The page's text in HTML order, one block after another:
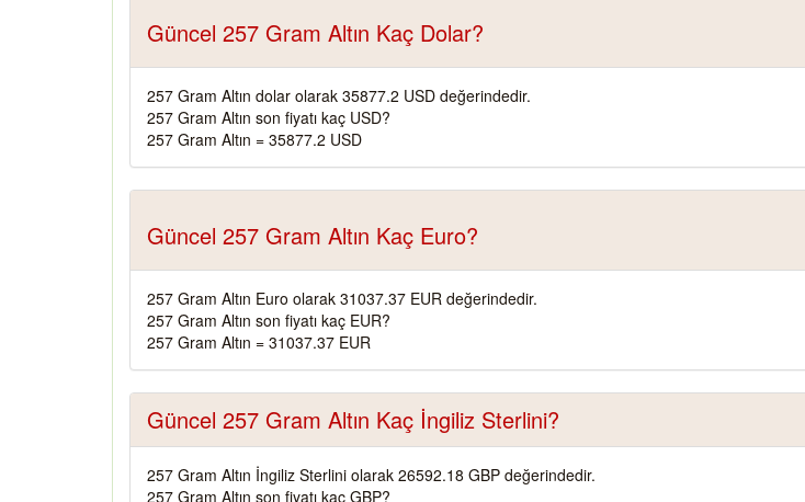
Güncel 257 Gram Altın Kaç Dolar?
257 Gram Altın dolar olarak 35877.2 USD değerindedir.
257 Gram Altın son fiyatı kaç USD?
257 Gram Altın = 35877.2 USD
Güncel 257 Gram Altın Kaç Euro?
257 Gram Altın Euro olarak 31037.37 EUR değerindedir.
257 Gram Altın son fiyatı kaç EUR?
257 Gram Altın = 31037.37 EUR
Güncel 257 Gram Altın Kaç İngiliz Sterlini?
257 Gram Altın İngiliz Sterlini olarak 26592.18 GBP değerindedir.
257 Gram Altın son fiyatı kaç GBP?